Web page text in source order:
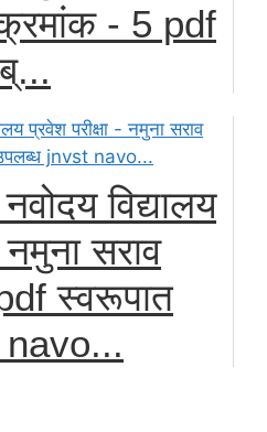
- 5 pdf
विद्यालय
नमुना सराव
स्वरूपात